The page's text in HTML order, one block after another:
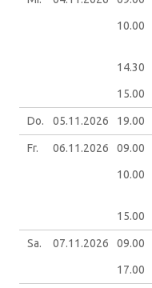
10.00
14.30
15.00
Do. 05.11.2026 19.00
Fr. 06.11.2026 09.00
10.00
15.00
Sa. 07.11.2026 09.00
17.00